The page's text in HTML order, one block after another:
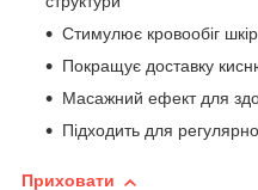
Стимулює кровообіг
Покращує доставку
Масажний ефект для
Підходить для
Приховати